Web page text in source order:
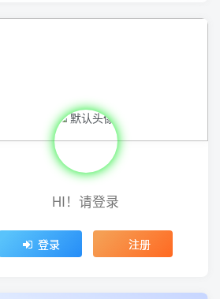
HI！请登录
登录 注册